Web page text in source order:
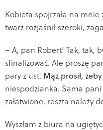
Kobieta spojrzała na
twarz rozjaśnił szeroki,
– A, pan Robert! Tak, tak,
sfinalizować. Ale proszę
pary z ust. Mąż prosił,
niespodzianka. Sama
załatwione, reszta należy
Wyszłam z biura na